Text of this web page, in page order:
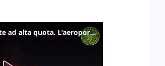
Etna, esplosioni e colate ad alta quota. L'aeroporto di Catania verso la normalità